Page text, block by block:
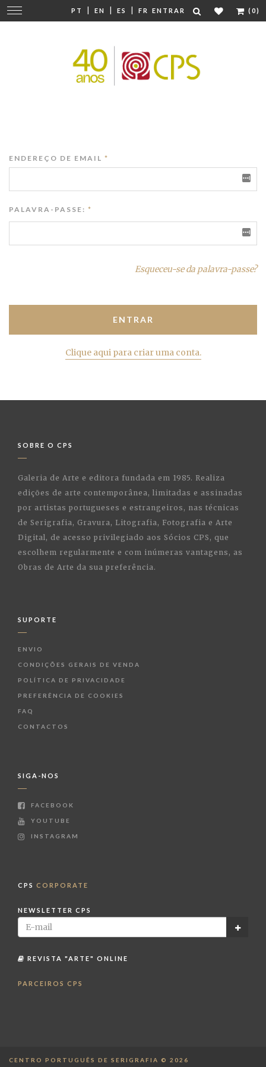
PT | EN | ES | FR ENTRAR (0)
Mudar
navegação
ENDEREÇO DE EMAIL *
PALAVRA-PASSE: *
Esqueceu-se da palavra-passe?
Clique aqui para criar uma conta.
SOBRE O CPS
Galeria de Arte e editora fundada em 1985. Realiza
edições de arte contemporânea, limitadas e assinadas
por artistas portugueses e estrangeiros, nas técnicas
de Serigrafia, Gravura, Litografia, Fotografia e Arte
Digital, de acesso privilegiado aos Sócios CPS, que
escolhem regularmente e com inúmeras vantagens, as
Obras de Arte da sua preferência.
SUPORTE
ENVIO
CONDIÇÕES GERAIS DE VENDA
POLÍTICA DE PRIVACIDADE
PREFERÊNCIA DE COOKIES
FAQ
CONTACTOS
SIGA-NOS
FACEBOOK
YOUTUBE
INSTAGRAM
CPS CORPORATE
NEWSLETTER CPS
REVISTA "ARTE" ONLINE
PARCEIROS CPS
CENTRO PORTUGUÊS DE SERIGRAFIA © 2026